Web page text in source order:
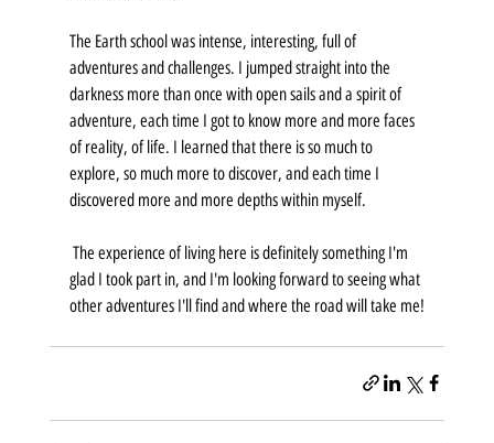
The Earth school was intense, interesting, full of
adventures and challenges. I jumped straight into the
darkness more than once with open sails and a spirit of
adventure, each time I got to know more and more faces
of reality, of life. I learned that there is so much to
explore, so much more to discover, and each time I
discovered more and more depths within myself.
glad I took part in, and I'm looking forward to seeing what
other adventures I'll find and where the road will take me!